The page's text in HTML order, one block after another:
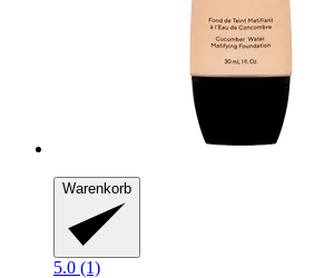
Warenkorb
5.0 (1)